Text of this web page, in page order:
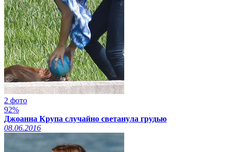
2 фото
92%
Джоанна Крупа случайно светанула грудью
08.06.2016